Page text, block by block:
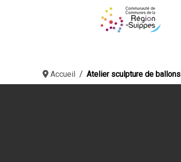
Accueil Atelier sculpture de ballons